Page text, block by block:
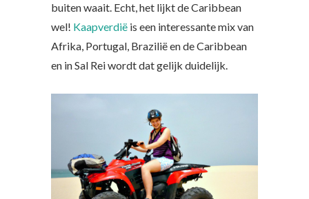
buiten waait. Echt, het lijkt de Caribbean
wel! Kaapverdië is een interessante mix van
Afrika, Portugal, Brazilië en de Caribbean
en in Sal Rei wordt dat gelijk duidelijk.